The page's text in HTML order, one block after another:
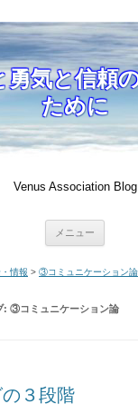
勇気と信頼
ために
Venus Association Blog
メニュー
ツ
移
動
情報 > ③コミュニケーション論
: ③コミュニケーション論
３段階